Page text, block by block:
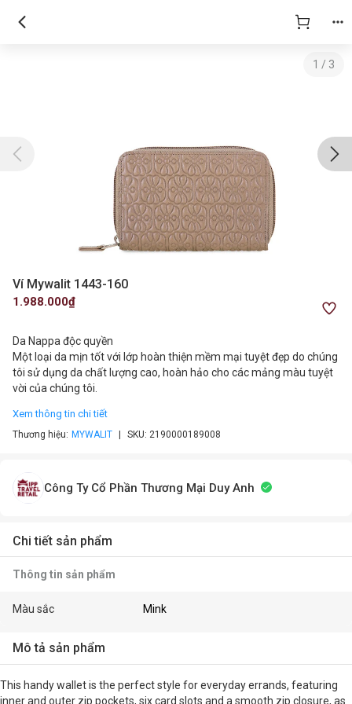
1 / 3
Ví Mywalit 1443-160
1.988.000₫
Da Nappa độc quyền
Một loại da mịn tốt với lớp hoàn thiện mềm mại tuyệt đẹp do chúng
tôi sử dụng da chất lượng cao, hoàn hảo cho các mảng màu tuyệt
vời của chúng tôi.
Xem thông tin chi tiết
Thương hiệu: MYWALIT SKU: 2190000189008
Công Ty Cổ Phần Thương Mại Duy Anh
Chi tiết sản phẩm
Thông tin sản phẩm
Màu sắc Mink
Mô tả sản phẩm
This handy wallet is the perfect style for everyday errands, featuring
inner and outer zip pockets, six card slots and a smooth zip closure, as